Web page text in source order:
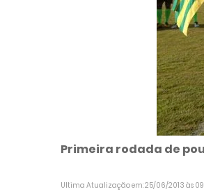
Primeira rodada de
Ultima Atualização em: 25/06/2013 às